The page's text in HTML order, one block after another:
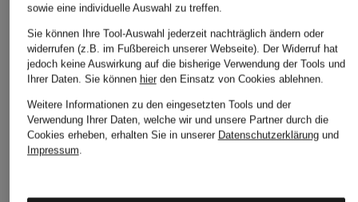
TIGER OF SWEDEN
Top JELA
99,99 €
+Aktionsrabatt
Marc O'Polo
+Aktionsrabatt
lilienfels
sowie eine individuelle Auswahl zu treffen.
Sie können Ihre Tool-Auswahl jederzeit nachträglich ändern oder
widerrufen (z.B. im Fußbereich unserer Webseite). Der Widerruf hat
jedoch keine Auswirkung auf die bisherige Verwendung der Tools und
Ihrer Daten. Sie können hierden Einsatz von Cookies ablehnen.
Weitere Informationen zu den eingesetzten Tools und der
Verwendung Ihrer Daten, welche wir und unsere Partner durch die
Cookies erheben, erhalten Sie in unserer Datenschutzerklärungund
Impressum.